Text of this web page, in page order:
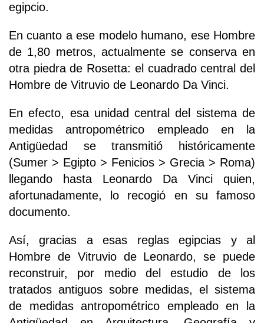
egipcio.
En cuanto a ese modelo humano, ese Hombre
de 1,80 metros, actualmente se conserva en
otra piedra de Rosetta: el cuadrado central del
Hombre de Vitruvio de Leonardo Da Vinci.
En efecto, esa unidad central del sistema de
medidas antropométrico empleado en la
Antigüedad se transmitió históricamente
(Sumer > Egipto > Fenicios > Grecia > Roma)
llegando hasta Leonardo Da Vinci quien,
afortunadamente, lo recogió en su famoso
documento.
Así, gracias a esas reglas egipcias y al
Hombre de Vitruvio de Leonardo, se puede
reconstruir, por medio del estudio de los
tratados antiguos sobre medidas, el sistema
de medidas antropométrico empleado en la